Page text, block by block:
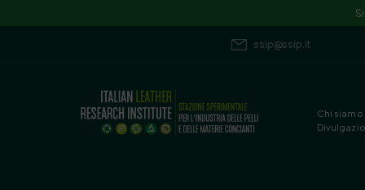
ssip@ssip.it
Chi siamo